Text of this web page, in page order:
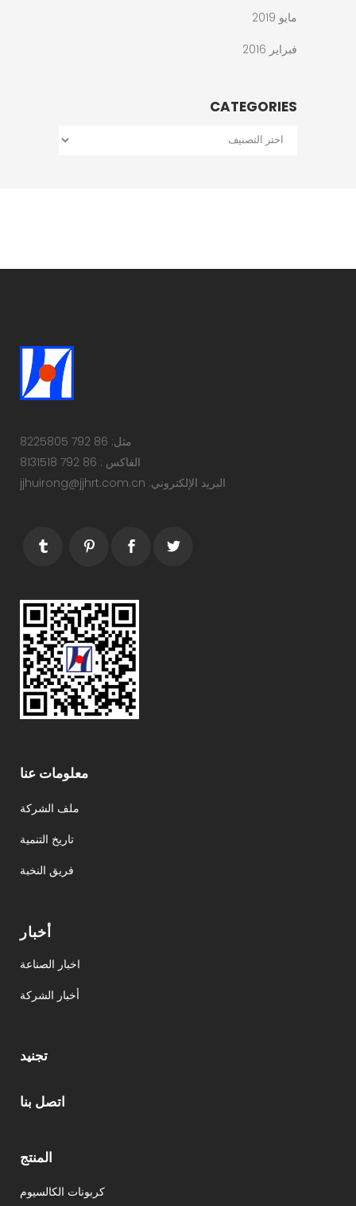
مايو 2019
فبراير 2016
CATEGORIES
Categories
مثل: 86 792 8225805
الفاكس : 86 792 8131518
البريد الإلكتروني: jjhuirong@jjhrt.com.cn
معلومات عنا
ملف الشركة
تاريخ التنمية
فريق النخبة
أخبار
اخبار الصناعة
أخبار الشركة
تجنيد
اتصل بنا
المنتج
كربونات الكالسيوم